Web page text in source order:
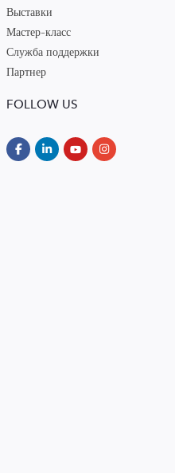
Выставки
Мастер-класс
Служба поддержки
Партнер
FOLLOW US